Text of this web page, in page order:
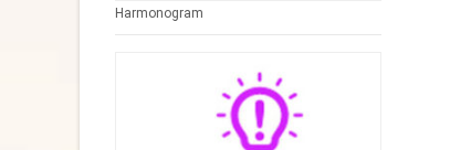
Harmonogram